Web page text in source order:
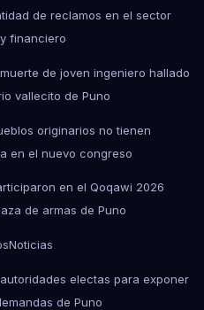
de reclamos en el sector
financiero
de joven ingeniero hallado
vallecito de Puno
originarios no tienen
en el nuevo congreso
en el Qoqawi 2026
de armas de Puno
Noticias
electas para exponer
de Puno